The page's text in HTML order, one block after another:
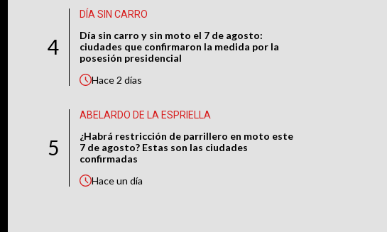
4
DÍA SIN CARRO
Día sin carro y sin moto el 7 de agosto:
ciudades que confirmaron la medida por la
posesión presidencial
Hace2 días
5
ABELARDO DE LA ESPRIELLA
¿Habrá restricción de parrillero en moto este
7 de agosto? Estas son las ciudades
confirmadas
Haceun día